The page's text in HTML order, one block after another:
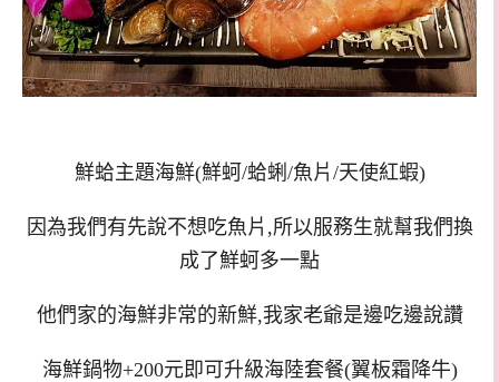
鮮蛤主題海鮮(鮮蚵/蛤蜊/魚片/天使紅蝦)
因為我們有先說不想吃魚片,所以服務生就幫我們換
成了鮮蚵多一點
他們家的海鮮非常的新鮮,我家老爺是邊吃邊說讚
海鮮鍋物+200元即可升級海陸套餐(翼板霜降牛)